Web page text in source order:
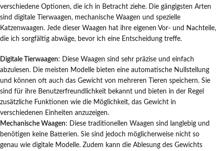
verschiedene Optionen, die ich in Betracht ziehe. Die gängigsten Arten
sind digitale Tierwaagen, mechanische Waagen und spezielle
Katzenwaagen. Jede dieser Waagen hat ihre eigenen Vor- und Nachteile,
die ich sorgfältig abwäge, bevor ich eine Entscheidung treffe.
Digitale Tierwaagen: Diese Waagen sind sehr präzise und einfach
abzulesen. Die meisten Modelle bieten eine automatische Nullstellung
und können oft auch das Gewicht von mehreren Tieren speichern. Sie
sind für ihre Benutzerfreundlichkeit bekannt und bieten in der Regel
zusätzliche Funktionen wie die Möglichkeit, das Gewicht in
verschiedenen Einheiten anzuzeigen.
Mechanische Waagen: Diese traditionellen Waagen sind langlebig und
benötigen keine Batterien. Sie sind jedoch möglicherweise nicht so
genau wie digitale Modelle. Zudem kann die Ablesung des Gewichts